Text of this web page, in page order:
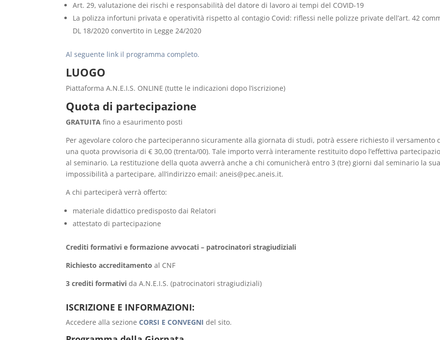
Art. 29, valutazione dei rischi e responsabilità del datore di lavoro ai tempi del COVID-19
La polizza infortuni privata e operatività rispetto al contagio Covid: riflessi nelle polizze private dell’art. 42
DL 18/2020 convertito in Legge 24/2020
Al seguente link il programma completo.
LUOGO
Piattaforma A.N.E.I.S. ONLINE (tutte le indicazioni dopo l’iscrizione)
Quota di partecipazione
GRATUITAfino a esaurimento posti
Per agevolare coloro che parteciperanno sicuramente alla giornata di studi, potrà essere richiesto il versamento
una quota provvisoria di € 30,00 (trenta/00). Tale importo verrà interamente restituito dopo l’effettiva
al seminario. La restituzione della quota avverrà anche a chi comunicherà entro 3 (tre) giorni dal seminario la
impossibilità a partecipare, all’indirizzo email: aneis@pec.aneis.it.
A chi parteciperà verrà offerto:
materiale didattico predisposto dai Relatori
attestato di partecipazione
Crediti formativi e formazione avvocati – patrocinatori stragiudiziali
Richiesto accreditamentoal CNF
3 crediti formativi da A.N.E.I.S. (patrocinatori stragiudiziali)
ISCRIZIONE E INFORMAZIONI:
Accedere alla sezioneCORSI E CONVEGNI del sito.